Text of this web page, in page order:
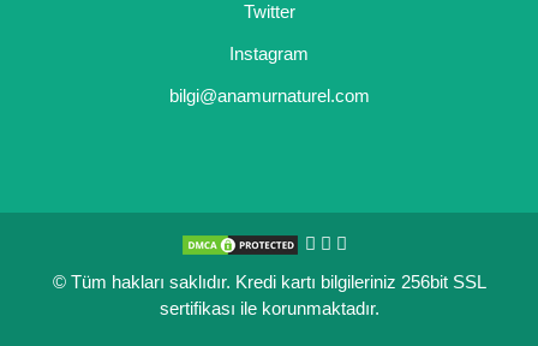
Twitter
Instagram
bilgi@anamurnaturel.com
© Tüm hakları saklıdır. Kredi kartı bilgileriniz 256bit SSL
sertifikası ile korunmaktadır.